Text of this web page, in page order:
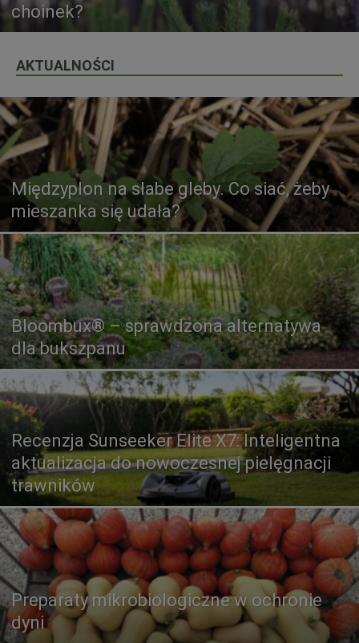
choinek?
AKTUALNOŚCI
Międzyplon na słabe gleby. Co siać, żeby
mieszanka się udała?
Bloombux® – sprawdzona alternatywa
dla bukszpanu
Recenzja Sunseeker Elite X7: Inteligentna
aktualizacja do nowoczesnej pielęgnacji
trawników
Preparaty mikrobiologiczne w ochronie
dyni